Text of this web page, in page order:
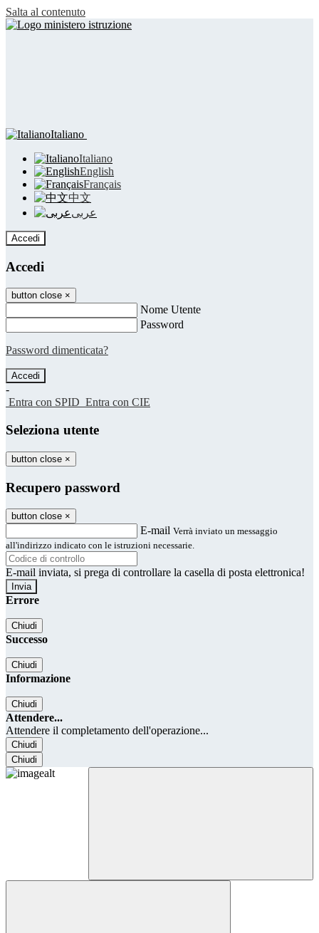
Salta al contenuto
Italiano
Italiano
English
Français
中文
عربى
Accedi
Accedi
button close ×
Nome Utente
Password
Password dimenticata?
-
Entra con SPID Entra con CIE
Seleziona utente
button close ×
Recupero password
button close ×
E-mail Verrà inviato un messaggio
all'indirizzo indicato con le istruzioni necessarie.
E-mail inviata, si prega di controllare la casella di posta elettronica!
Errore
Chiudi
Successo
Chiudi
Informazione
Chiudi
Attendere...
Attendere il completamento dell'operazione...
Chiudi
Chiudi